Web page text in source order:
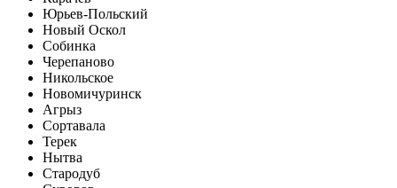
Юрьев-Польский
Новый Оскол
Собинка
Черепаново
Никольское
Новомичуринск
Агрыз
Сортавала
Терек
Нытва
Стародуб